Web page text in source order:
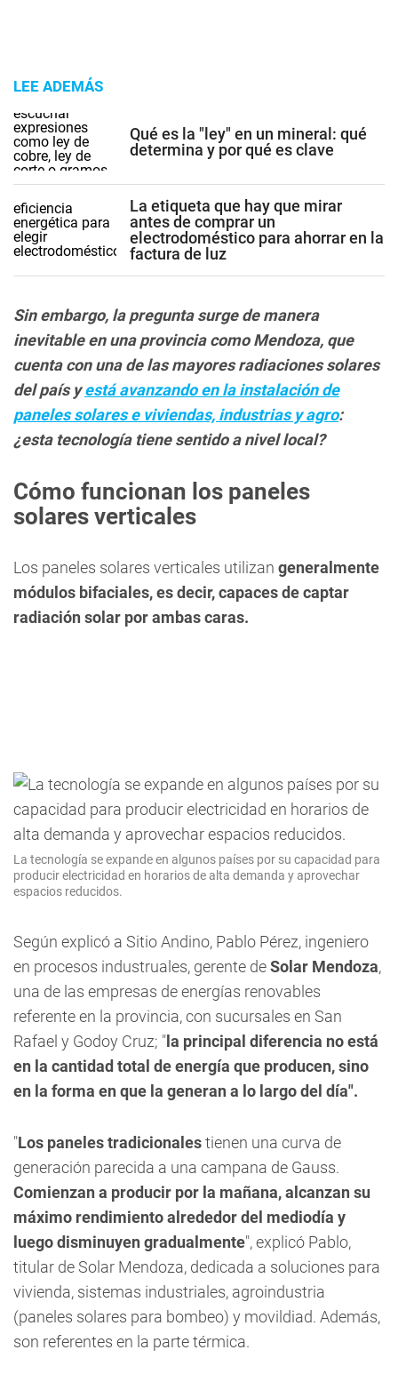
LEE ADEMÁS
Qué es la "ley" en un mineral: qué
determina y por qué es clave
La etiqueta que hay que mirar
antes de comprar un
electrodoméstico para ahorrar en la
factura de luz
Sin embargo, la pregunta surge de manera
inevitable en una provincia como Mendoza, que
cuenta con una de las mayores radiaciones solares
del país yestá avanzando en la instalación de
paneles solares e viviendas, industrias y agro:
¿esta tecnología tiene sentido a nivel local?
Cómo funcionan los paneles
solares verticales
Los paneles solares verticales utilizan generalmente
módulos bifaciales, es decir, capaces de captar
radiación solar por ambas caras.
La tecnología se expande en algunos países por su capacidad para
producir electricidad en horarios de alta demanda y aprovechar
espacios reducidos.
Según explicó a Sitio Andino, Pablo Pérez, ingeniero
en procesos industruales, gerente deSolar Mendoza,
una de las empresas de energías renovables
referente en la provincia, con sucursales en San
Rafael y Godoy Cruz; " la principal diferencia no está
en la cantidad total de energía que producen, sino
en la forma en que la generan a lo largo del día".
"Los paneles tradicionalestienen una curva de
generación parecida a una campana de Gauss.
Comienzan a producir por la mañana, alcanzan su
máximo rendimiento alrededor del mediodía y
luego disminuyen gradualmente", explicó Pablo,
titular de Solar Mendoza, dedicada a soluciones para
vivienda, sistemas industriales, agroindustria
(paneles solares para bombeo) y movildiad. Además,
son referentes en la parte térmica.